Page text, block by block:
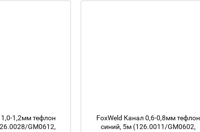
1,2мм тефлон
GM0612,
FoxWeld Канал 0,6-0,8мм тефлон
синий, 5м (126.0011/GM0602,